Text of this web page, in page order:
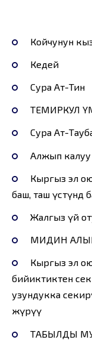
Койчунун
Кедей
Сура Ат-Тин
ТЕМИРКУЛ
Сура Ат-
Алжып калуу
Кыргыз эл
баш, таш үстүндө
Жалгыз үй
МИДИН
Кыргыз эл
бийиктиктен
узундукка
жүрүү
ТАБЫЛДЫ